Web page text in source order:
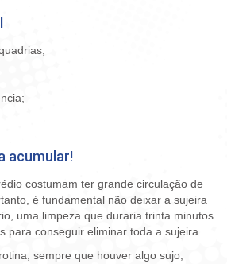
acumular!
costumam ter grande circulação de
é fundamental não deixar a sujeira
uma limpeza que duraria trinta minutos
para conseguir eliminar toda a sujeira.
sempre que houver algo sujo,